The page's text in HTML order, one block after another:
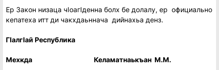
Ер Закон низаца чIоагIденна болх бе долалу, ер официально
кепатеха итт ди чакхдаьннача дийнахьа денз.
ГIалгIай Республика
Мехкда Келаматнаькъан М.М.